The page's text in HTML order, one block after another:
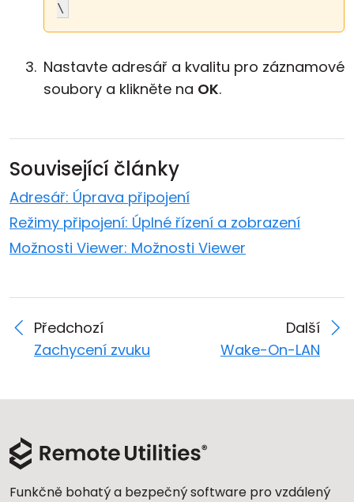
\
Nastavte adresář a kvalitu pro záznamové
soubory a klikněte na OK.
Související články
Adresář: Úprava připojení
Režimy připojení: Úplné řízení a zobrazení
Možnosti Viewer: Možnosti Viewer
Předchozí
Zachycení zvuku
Další
Wake-On-LAN
Funkčně bohatý a bezpečný software pro vzdálený